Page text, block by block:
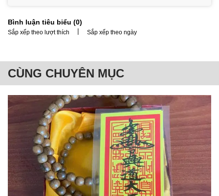
Bình luận tiêu biểu (0)
Sắp xếp theo lượt thích | Sắp xếp theo ngày
CÙNG CHUYÊN MỤC